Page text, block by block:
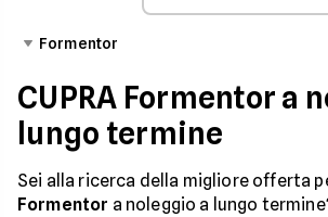
Formentor
CUPRA Formentor a
lungo termine
Sei alla ricerca della migliore offerta
Formentor a noleggio a lungo